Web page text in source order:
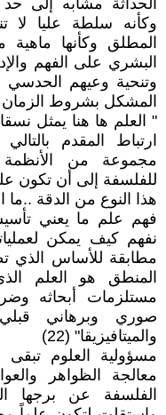
الحداثة مشابه إلى حد
وكأنه سلطة عليا لا
المطلق وكأنها
البشري على الفهم
وتنحية وعيهم الحدسي
المشكل بشروط الزمان
" العلم ها هنا يمثل
ارتباط المقدم
مجموعة من الأنظمة
للفلسفة إلى أن تكون
هذا النوع من الدقة
فهم علم ما يعني
نفهم كيف يمكن
مطابقة للأساس الذي
المنطق هو العلم
مستلزمات أبحاثه
صوري وبرهاني
والميتافيزيقا" (22)
مسؤولية العلوم
معالجة الظواهر
الفلسفة عن برجها